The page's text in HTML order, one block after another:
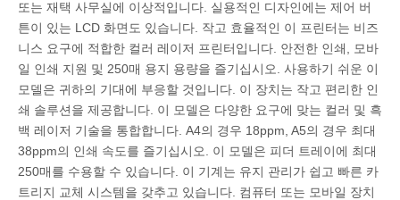
또는 재택 사무실에 이상적입니다. 실용적인 디자인에는 제어 버
튼이 있는 LCD 화면도 있습니다. 작고 효율적인 이 프린터는 비즈
니스 요구에 적합한 컬러 레이저 프린터입니다. 안전한 인쇄, 모바
일 인쇄 지원 및 250매 용지 용량을 즐기십시오. 사용하기 쉬운 이
모델은 귀하의 기대에 부응할 것입니다. 이 장치는 작고 편리한 인
쇄 솔루션을 제공합니다. 이 모델은 다양한 요구에 맞는 컬러 및 흑
백 레이저 기술을 통합합니다. A4의 경우 18ppm, A5의 경우 최대
38ppm의 인쇄 속도를 즐기십시오. 이 모델은 피더 트레이에 최대
250매를 수용할 수 있습니다. 이 기계는 유지 관리가 쉽고 빠른 카
트리지 교체 시스템을 갖추고 있습니다. 컴퓨터 또는 모바일 장치